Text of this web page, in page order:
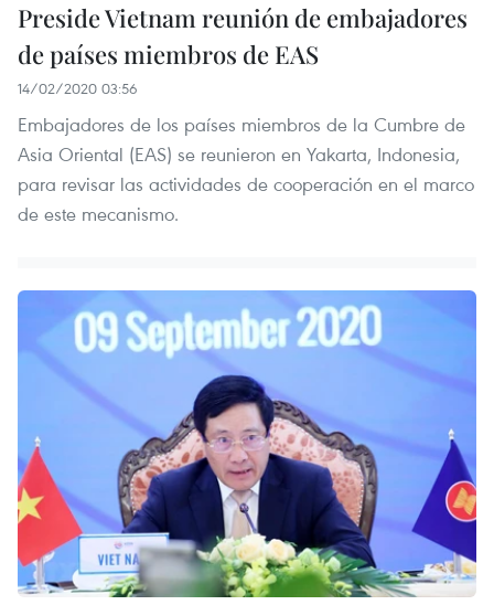
Preside Vietnam reunión de embajadores
de países miembros de EAS
14/02/2020 03:56
Embajadores de los países miembros de la Cumbre de
Asia Oriental (EAS) se reunieron en Yakarta, Indonesia,
para revisar las actividades de cooperación en el marco
de este mecanismo.